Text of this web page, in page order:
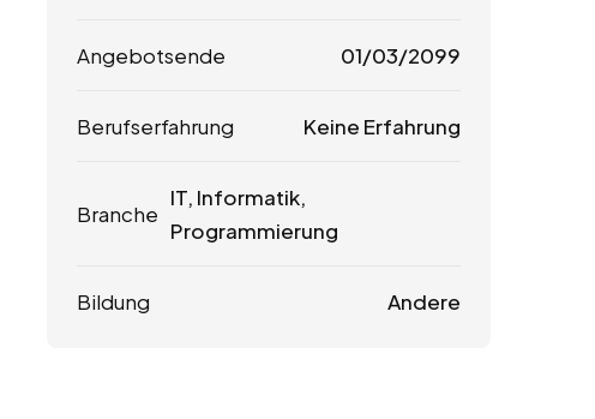
Angebotsende 01/03/2099
Berufserfahrung Keine Erfahrung
Branche
IT, Informatik,
Programmierung
Bildung Andere